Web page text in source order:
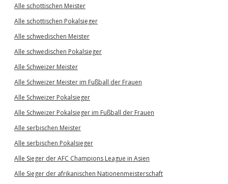
Alle schottischen Meister
Alle schottischen Pokalsieger
Alle schwedischen Meister
Alle schwedischen Pokalsieger
Alle Schweizer Meister
Alle Schweizer Meister im Fußball der Frauen
Alle Schweizer Pokalsieger
Alle Schweizer Pokalsieger im Fußball der Frauen
Alle serbischen Meister
Alle serbischen Pokalsieger
Alle Sieger der AFC Champions League in Asien
Alle Sieger der afrikanischen Nationenmeisterschaft